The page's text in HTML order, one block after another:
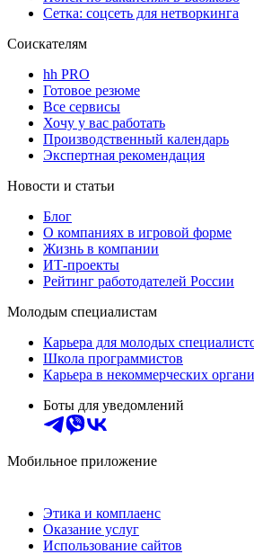
Сетка: соцсеть для нетворкинга
Соискателям
hh PRO
Готовое резюме
Все сервисы
Хочу у вас работать
Производственный календарь
Экспертная рекомендация
Новости и статьи
Блог
О компаниях в игровой форме
Жизнь в компании
ИТ-проекты
Рейтинг работодателей России
Молодым специалистам
Карьера для молодых
Школа программистов
Карьера в некоммерческих
Боты для уведомлений
Мобильное приложение
Этика и комплаенс
Оказание услуг
Использование сайтов